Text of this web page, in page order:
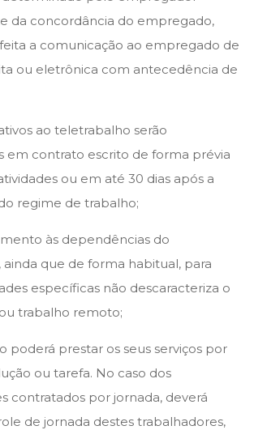
2
2
da concordância do empregado,
a comunicação ao empregado de
ou eletrônica com antecedência de
ao teletrabalho serão
em contrato escrito de forma prévia
ou em até 30 dias após a
regime de trabalho;
às dependências do
que de forma habitual, para
específicas não descaracteriza o
trabalho remoto;
poderá prestar os seus serviços por
ou tarefa. No caso dos
contratados por jornada, deverá
de jornada destes trabalhadores,